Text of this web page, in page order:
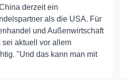
derzeit ein
als die USA. Für
und Außenwirtschaft
aktuell vor allem
"Und das kann man mit